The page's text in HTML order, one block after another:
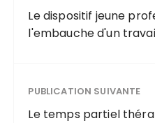
Le dispositif jeune
l'embauche d'un
PUBLICATION SUIVANTE
Le temps partiel